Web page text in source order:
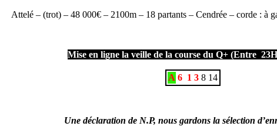
Attelé – (trot) – 48 000€ – 2100m – 18 partants – Cendrée – corde : à
Mise en ligne la veille de la course du Q+ (Entre
A 6 1 3 8 14
Une déclaration de N.P, nous gardons la sélection